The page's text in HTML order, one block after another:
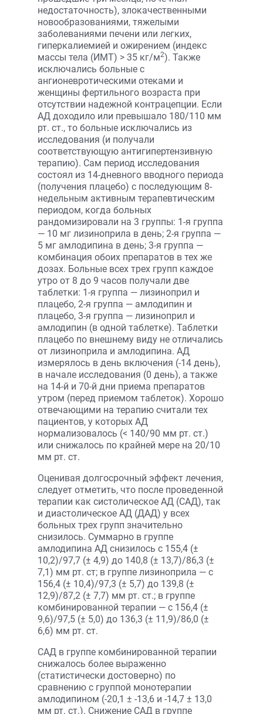
недостаточность), злокачественными
новообразованиями, тяжелыми
заболеваниями печени или легких,
гиперкалиемией и ожирением (индекс
массы тела (ИМТ) > 35 кг/м2). Также
исключались больные с
ангионевротическими отеками и
женщины фертильного возраста при
отсутствии надежной контрацепции. Если
АД доходило или превышало 180/110 мм
рт. ст., то больные исключались из
исследования (и получали
соответствующую антигипертензивную
терапию). Сам период исследования
состоял из 14-дневного вводного периода
(получения плацебо) с последующим 8-
недельным активным терапевтическим
периодом, когда больных
рандомизировали на 3 группы: 1-я группа
— 10 мг лизиноприла в день; 2-я группа —
5 мг амлодипина в день; 3-я группа —
комбинация обоих препаратов в тех же
дозах. Больные всех трех групп каждое
утро от 8 до 9 часов получали две
таблетки: 1-я группа — лизиноприл и
плацебо, 2-я группа — амлодипин и
плацебо, 3-я группа — лизиноприл и
амлодипин (в одной таблетке). Таблетки
плацебо по внешнему виду не отличались
от лизиноприла и амлодипина. АД
измерялось в день включения (-14 день),
в начале исследования (0 день), а также
на 14-й и 70-й дни приема препаратов
утром (перед приемом таблеток). Хорошо
отвечающими на терапию считали тех
пациентов, у которых АД
нормализовалось (< 140/90 мм рт. ст.)
или снижалось по крайней мере на 20/10
мм рт. ст.
Оценивая долгосрочный эффект лечения,
следует отметить, что после проведенной
терапии как систолическое АД (САД), так
и диастолическое АД (ДАД) у всех
больных трех групп значительно
снизилось. Суммарно в группе
амлодипина АД снизилось с 155,4 (±
10,2)/97,7 (± 4,9) до 140,8 (± 13,7)/86,3 (±
7,1) мм рт. ст; в группе лизиноприла — с
156,4 (± 10,4)/97,3 (± 5,7) до 139,8 (±
12,9)/87,2 (± 7,7) мм рт. ст.; в группе
комбинированной терапии — с 156,4 (±
9,6)/97,5 (± 5,0) до 136,3 (± 11,9)/86,0 (±
6,6) мм рт. ст.
САД в группе комбинированной терапии
снижалось более выраженно
(статистически достоверно) по
сравнению с группой монотерапии
амлодипином (-20,1 ± -13,6 и -14,7 ± 13,0
мм рт. ст.). Снижение САД в группе